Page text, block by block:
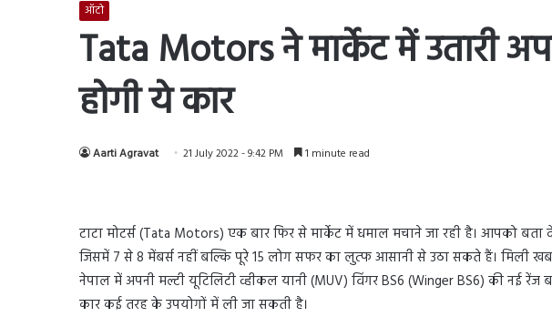
ऑटो
Tata Motors ने मार्केट में उतारी
होगी ये कार
Aarti Agravat 21 July 2022 - 9:42 PM 1 minute read
टाटा मोटर्स (Tata Motors) एक बार फिर से मार्केट में धमाल मचाने जा रही है। आपको
जिसमें 7 से 8 मेंबर्स नहीं बल्कि पूरे 15 लोग सफर का लुत्फ आसानी से उठा सकते हैं। मिली
नेपाल में अपनी मल्टी यूटिलिटी व्हीकल यानी (MUV) विंगर BS6 (Winger BS6) की नई
कार कई तरह के उपयोगों में ली जा सकती है।